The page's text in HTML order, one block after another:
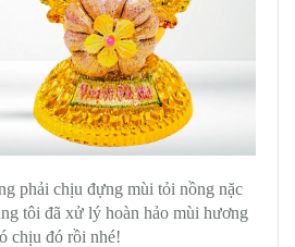
phải chịu đựng mùi tỏi nồng nặc
tôi đã xử lý hoàn hảo mùi hương
chịu đó rồi nhé!